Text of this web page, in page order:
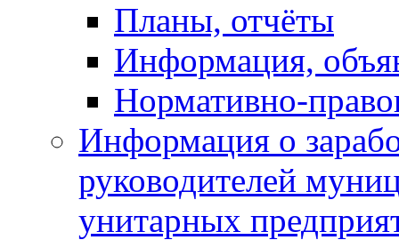
Планы, отчёты
Информация,
Нормативно-
Информация о
руководителей
унитарных